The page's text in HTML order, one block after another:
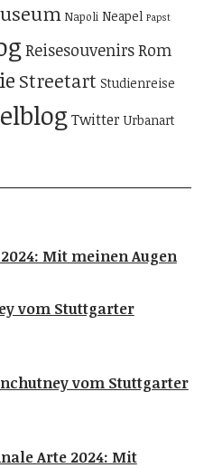
Napoli Neapel Papst
ReisesouvenirsRom
Streetart Studienreise
Twitter Urbanart
Mit meinen Augen
vom Stuttgarter
vom Stuttgarter
Arte 2024: Mit